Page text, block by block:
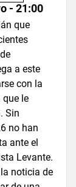
- 21:00
que
a este
con la
que le
Sin
no han
ante el
Levante.
noticia de